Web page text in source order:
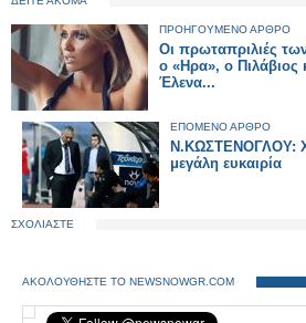
ΠΡΟΗΓΟΥΜΕΝΟ ΑΡΘΡΟ
Οι πρωταπριλιές
o «Ηρα», ο Πιλάβιος
Έλενα...
ΕΠΟΜΕΝΟ ΑΡΘΡΟ
N.ΚΩΣΤΕΝΟΓΛΟΥ:
μεγάλη ευκαιρία
ΣΧΟΛΙΑΣΤΕ
ΑΚΟΛΟΥΘΗΣΤΕ ΤΟ NEWSNOWGR.COM